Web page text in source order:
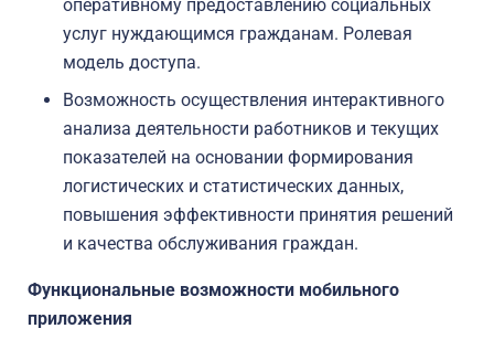
оперативному предоставлению социальных
услуг нуждающимся гражданам. Ролевая
модель доступа.
Возможность осуществления интерактивного
анализа деятельности работников и текущих
показателей на основании формирования
логистических и статистических данных,
повышения эффективности принятия решений
и качества обслуживания граждан.
Функциональные возможности мобильного
приложения